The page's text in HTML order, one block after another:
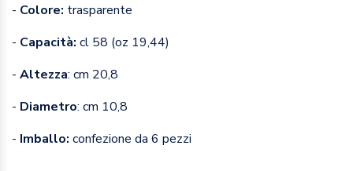
- Colore: trasparente
- Capacità: cl 58 (oz 19,44)
- Altezza: cm 20,8
- Diametro: cm 10,8
- Imballo: confezione da 6 pezzi